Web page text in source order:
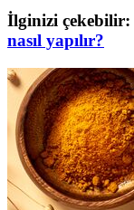
İlginizi çekebilir:
nasıl yapılır?